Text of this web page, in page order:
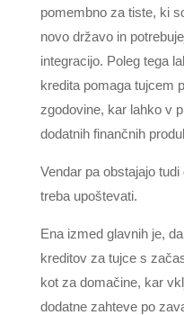
pomembno za tiste, ki
novo državo in
integracijo. Poleg tega
kredita pomaga tujcem
zgodovine, kar lahko v
dodatnih finančnih
Vendar pa obstajajo
treba upoštevati.
Ena izmed glavnih je,
kreditov za tujce s
kot za domačine, kar
dodatne zahteve po